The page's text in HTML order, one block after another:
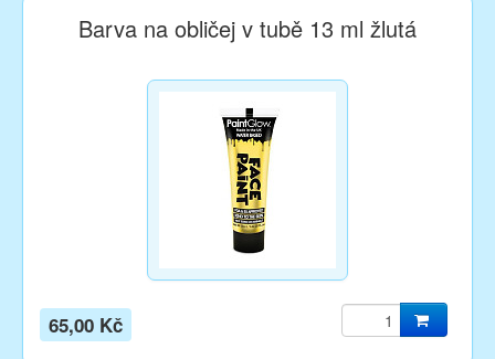
Barva na obličej v tubě 13 ml žlutá
65,00 Kč